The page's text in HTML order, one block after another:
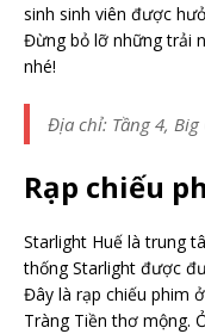
sinh sinh viên được
Đừng bỏ lỡ những trải
nhé!
Địa chỉ: Tầng 4, Big
Rạp chiếu
Starlight Huế là trung
thống Starlight được
Đây là rạp chiếu phim
Tràng Tiền thơ mộng.